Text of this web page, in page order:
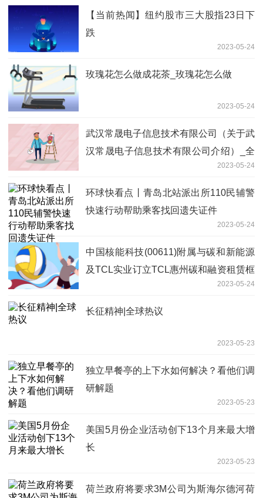
【当前热闻】纽约股市三大股指23日下
跌
2023-05-24
玫瑰花怎么做成花茶_玫瑰花怎么做
2023-05-24
武汉常晟电子信息技术有限公司（关于武
汉常晟电子信息技术有限公司介绍）_全
2023-05-24
环球快看点丨青岛北站派出所110民辅警
快速行动帮助乘客找回遗失证件
2023-05-24
中国核能科技(00611)附属与碳和新能源
及TCL实业订立TCL惠州碳和融资租赁框
2023-05-24
长征精神|全球热议
2023-05-23
独立早餐亭的上下水如何解决？看他们调
研解题
2023-05-23
美国5月份企业活动创下13个月来最大增
长
2023-05-23
荷兰政府将要求3M公司为斯海尔德河荷